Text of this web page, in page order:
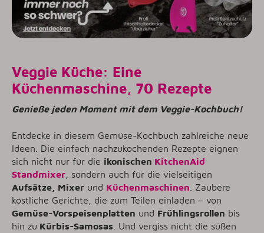
Veggie Küche: Eine
Küchenmaschine, 70 Rezepte
Genieße jeden Moment mit dem Veggie-Kochbuch!
Entdecke in diesem Gemüse-Kochbuch zahlreiche neue
Ideen. Die einfach nachzukochenden Rezepte eignen
sich nicht nur für die ikonischen KitchenAid
Standmixer , sondern auch für die vielseitigen
Aufsätze, Mixer und Küchenmaschinen . Zaubere
köstliche Gerichte, die zum Teilen einladen – von
Gemüse-Vorspeisenplatten und Frühlingsrollen bis
hin zu Kürbis-Samosas . Und vergiss nicht die süßen